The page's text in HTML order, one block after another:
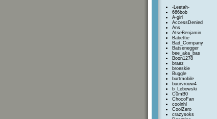
-Leetah-
666bob
A-girl
AccessDenied
Ans
AtseBenjamin
Babettie
Bad_Company
Batsenegger
bee_aka_bas
Boon1278
braez
broeskie
Buggle
burtmobile
buurvrouw4
b_Lebowski
C0mB0
ChocoFan
coolnhl
CoolZero
crazysoks